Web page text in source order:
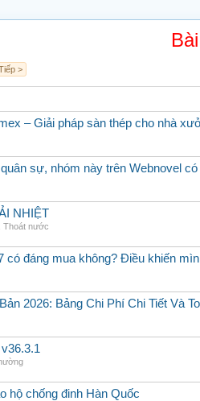
>
– Giải pháp sàn thép cho nhà
sự, nhóm này trên Webnovel
NHIỆT
Thoát nước
có đáng mua không? Điều khiến
2026: Bảng Chi Phí Chi Tiết Và
hộ chống đinh Hàn Quốc